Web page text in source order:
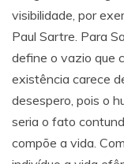
visibilidade, por
Paul Sartre. Para
define o vazio que
existência carece
desespero, pois o
seria o fato
compõe a vida.